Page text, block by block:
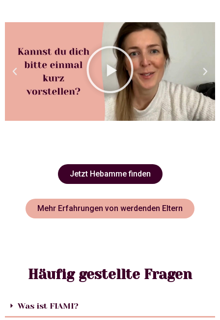
Jetzt Hebamme finden
Mehr Erfahrungen von werdenden Eltern
Häufig gestellte Fragen
Was ist FIAMI?